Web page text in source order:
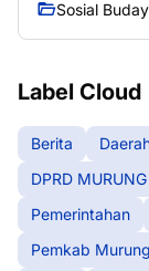
Sosial
Label Cloud
Berita
DPRD
Pemerintahan
Pemkab